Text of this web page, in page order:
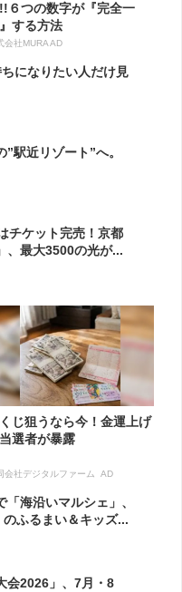
６つの数字が『完全一
する方法
会社MURA AD
ちになりたい人だけ見
駅近リゾート”へ。
チケット完売！京都
、最大3500の光が...
じ狙うなら今！金運上げ
選者が暴露
会社デジタルファーム AD
「海沿いマルシェ」、
ふるまい＆キッズ...
会2026」、7月・8